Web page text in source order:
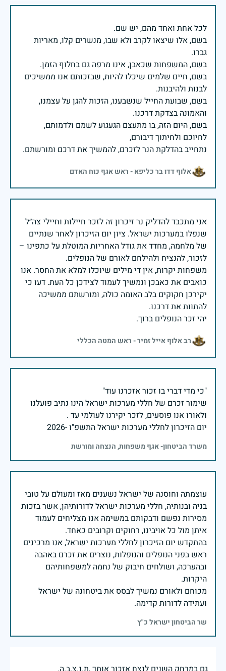
בשם, אלו שיצאו לקרב ולא שבו, מנשרים קלו, מאריות
בשם, חיים שלמים שיכלו להיות, שבזכותם אנו ממשיכים
בשם, שבועת החייל שנשבענו, הזכות להגן על עצמנו,
בשם, היום הזה, בו מתעצם הגעגוע לשמם ולדמותם,
נתחייב בהדלקת הנר לזכרם, להמשיך את דרכם ומורשתם.
אלוף דדו בר כליפא - ראש אגף כוח האדם
אני מתכבד להדליק נר זיכרון זה לזכר חיילות וחיילי צה״ל
שנפלו במערכות ישראל. ציון יום הזיכרון לאחר שנתיים
של מלחמה, מחדד את גודל האחריות המוטלת על כתפינו –
משפחות יקרות, אין די מילים שיוכלו למלא את החסר. אנו
כואבים את כאבכן ונמשיך לעמוד לצידכן כל העת. דעו כי
יקירכן חקוקים בלב האומה כולה, ומורשתם ממשיכה
יהי זכר הנופלים ברוך.
רב אלוף אייל זמיר - ראש המטה הכללי
שימור זכרם של חללי מערכות ישראל הינו נתיב פועלנו
יום הזיכרון לחללי מערכות ישראל התשפ"ו -2026
משרד הביטחון- אגף משפחות, הנצחה ומורשת
עוצמתה וחוסנה של ישראל נשענים מאז ומעולם על טובי
בניה ובנותיה, חללי מערכות ישראל לדורותיהן, אשר בזכות
מסירות נפשם ודבקותם במשימה אנו מצליחים לעמוד
בהתקדש יום הזיכרון לחללי מערכות ישראל, אנו מרכינים
ראש בפני הנופלים והנופלות, נוצרים את זכרם באהבה
ובהערכה, ושולחים חיבוק של נחמה למשפחותיהם
מכוחם ולאורם נמשיך לבסס את ביטחונה של ישראל
ועתידה לדורות קדימה.
שר הביטחון ישראל כ"ץ